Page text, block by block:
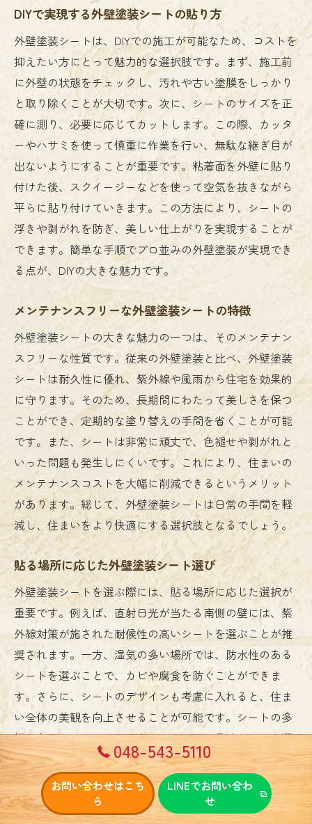
DIYで実現する外壁塗装シートの貼り方
外壁塗装シートは、DIYでの施工が可能なため、コストを
抑えたい方にとって魅力的な選択肢です。まず、施工前
に外壁の状態をチェックし、汚れや古い塗膜をしっかり
と取り除くことが大切です。次に、シートのサイズを正
確に測り、必要に応じてカットします。この際、カッタ
ーやハサミを使って慎重に作業を行い、無駄な継ぎ目が
出ないようにすることが重要です。粘着面を外壁に貼り
付けた後、スクイージーなどを使って空気を抜きながら
平らに貼り付けていきます。この方法により、シートの
浮きや剥がれを防ぎ、美しい仕上がりを実現することが
できます。簡単な手順でプロ並みの外壁塗装が実現でき
る点が、DIYの大きな魅力です。
メンテナンスフリーな外壁塗装シートの特徴
外壁塗装シートの大きな魅力の一つは、そのメンテナン
スフリーな性質です。従来の外壁塗装と比べ、外壁塗装
シートは耐久性に優れ、紫外線や風雨から住宅を効果的
に守ります。そのため、長期間にわたって美しさを保つ
ことができ、定期的な塗り替えの手間を省くことが可能
です。また、シートは非常に頑丈で、色褪せや剥がれと
いった問題も発生しにくいです。これにより、住まいの
メンテナンスコストを大幅に削減できるというメリット
があります。総じて、外壁塗装シートは日常の手間を軽
減し、住まいをより快適にする選択肢となるでしょう。
貼る場所に応じた外壁塗装シート選び
外壁塗装シートを選ぶ際には、貼る場所に応じた選択が
重要です。例えば、直射日光が当たる南側の壁には、紫
外線対策が施された耐候性の高いシートを選ぶことが推
奨されます。一方、湿気の多い場所では、防水性のある
シートを選ぶことで、カビや腐食を防ぐことができま
す。さらに、シートのデザインも考慮に入れると、住ま
い全体の美観を向上させることが可能です。シートの多
様な色やパターンから、家のスタイルに最適なものを選
び、外観を引き立てましょう。最後に、外壁塗装シート
は簡単に張り替えができるため、季節や気分に応じて住
まいの装いを手軽に変えることができます。外壁塗装シ
048-543-5110
お問い合わせはこち
ら
LINEでお問い合わ
せ